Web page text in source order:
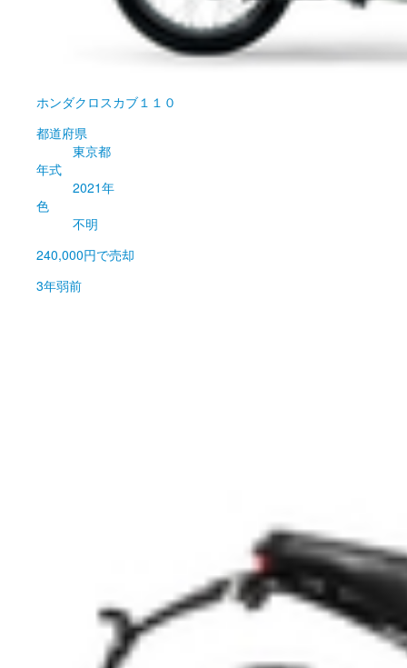
ホンダクロスカブ１１０
都道府県
東京都
年式
2021年
色
不明
240,000円で売却
3年弱前